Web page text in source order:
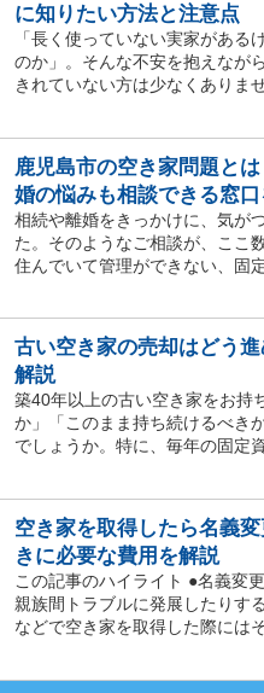
に知りたい方法と注意点
「長く使っていない実家がある
のか」。そんな不安を抱えなが
きれていない方は少なくありま
鹿児島市の空き家問題と
婚の悩みも相談できる窓
相続や離婚をきっかけに、気が
た。そのようなご相談が、ここ
住んでいて管理ができない、固
古い空き家の売却はどう
解説
築40年以上の古い空き家をお持
か」「このまま持ち続けるべき
でしょうか。特に、毎年の固定
空き家を取得したら名義
きに必要な費用を解説
この記事のハイライト ●名義変
親族間トラブルに発展したりす
などで空き家を取得した際には